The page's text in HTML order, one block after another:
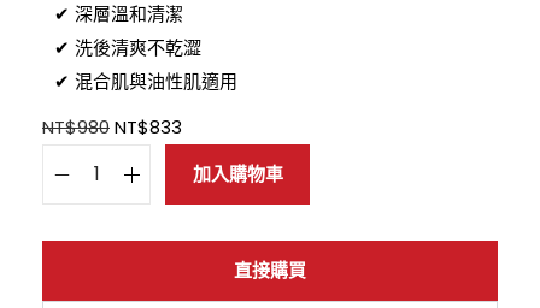
✔ 深層溫和清潔
✔ 洗後清爽不乾澀
✔ 混合肌與油性肌適用
NT$980NT$833
加入購物車
直接購買